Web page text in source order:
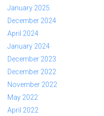
January 2025
December 2024
April 2024
January 2024
December 2023
December 2022
November 2022
May 2022
April 2022